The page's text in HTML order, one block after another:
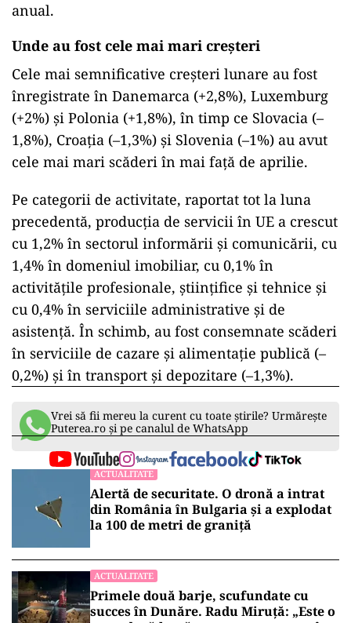
anual.
Unde au fost cele mai mari creşteri
Cele mai semnificative creșteri lunare au fost
înregistrate în Danemarca (+2,8%), Luxemburg
(+2%) și Polonia (+1,8%), în timp ce Slovacia (–
1,8%), Croația (–1,3%) și Slovenia (–1%) au avut
cele mai mari scăderi în mai față de aprilie.
Pe categorii de activitate, raportat tot la luna
precedentă, producția de servicii în UE a crescut
cu 1,2% în sectorul informării și comunicării, cu
1,4% în domeniul imobiliar, cu 0,1% în
activitățile profesionale, științifice și tehnice și
cu 0,4% în serviciile administrative și de
asistență. În schimb, au fost consemnate scăderi
în serviciile de cazare și alimentație publică (–
0,2%) și în transport și depozitare (–1,3%).
Vrei să fii mereu la curent cu toate știrile? Urmărește
Puterea.ro și pe canalul de WhatsApp
ACTUALITATE
Alertă de securitate. O dronă a intrat
din România în Bulgaria şi a explodat
la 100 de metri de graniţă
ACTUALITATE
Primele două barje, scufundate cu
succes în Dunăre. Radu Miruță: „Este o